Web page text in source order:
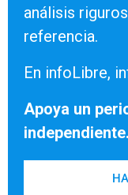
análisis
referencia.
En infoLibre,
Apoya un
independiente.